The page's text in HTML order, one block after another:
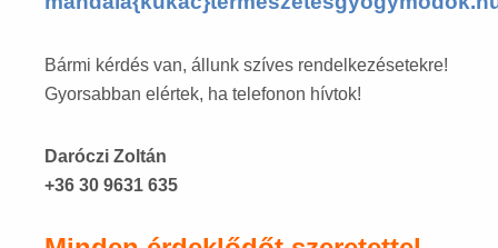
Bármi kérdés van, állunk szíves rendelkezésetekre!
Gyorsabban elértek, ha telefonon hívtok!
Daróczi Zoltán
+36 30 9631 635